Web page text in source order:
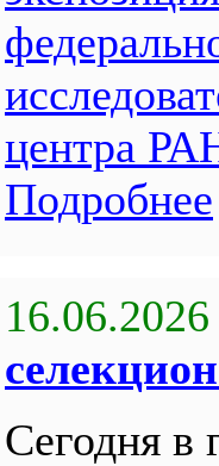
центра
Подробнее
16.06.2026
Сегодня в